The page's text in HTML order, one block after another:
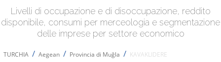
Livelli di occupazione e di disoccupazione, reddito
disponibile, consumi per merceologia e segmentazione
delle imprese per settore economico
TURCHIA / Aegean / Provincia di Muğla / KAVAKLIDERE